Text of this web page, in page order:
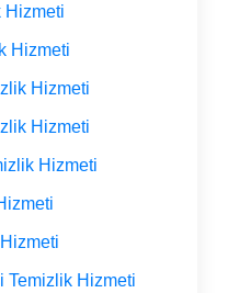
Hizmeti
Hizmeti
Hizmeti
Hizmeti
Hizmeti
Temizlik Hizmeti